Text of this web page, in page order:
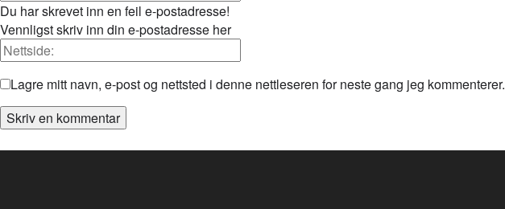
Du har skrevet inn en feil e-postadresse!
Vennligst skriv inn din e-postadresse her
Lagre mitt navn, e-post og nettsted i denne nettleseren for neste gang jeg kommenterer.